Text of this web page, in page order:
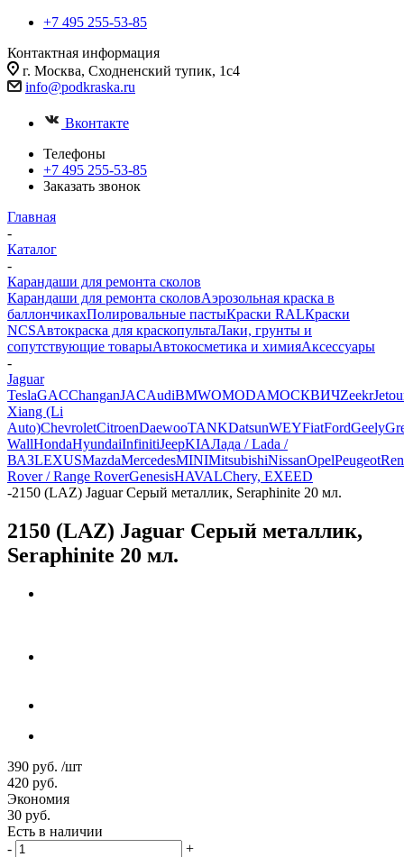
+7 495 255-53-85
Контактная информация
г. Москва, Сходненский тупик, 1с4
info@podkraska.ru
Вконтакте
Телефоны
+7 495 255-53-85
Заказать звонок
Главная
-
Каталог
-
Карандаши для ремонта сколов
Карандаши для ремонта сколовАэрозольная краска в
баллончикахПолировальные пастыКраски RALКраски
NCSАвтокраска для краскопультаЛаки, грунты и
сопутствующие товарыАвтокосметика и химияАксессуары
-
Jaguar
TeslaGACChanganJACAudiBMWOMODAМОСКВИЧZeekr
Xiang (Li
Auto)ChevroletCitroenDaewooTANKDatsunWEYFiatFordGeely
WallHondaHyundaiInfinitiJeepKIAЛада / Lada /
ВАЗLEXUSMazdaMercedesMINIMitsubishiNissanOpelPeugeot
Rover / Range RoverGenesisHAVALChery, EXEED
-2150 (LAZ) Jaguar Серый металлик, Seraphinite 20 мл.
2150 (LAZ) Jaguar Серый металлик,
Seraphinite 20 мл.
390 руб. /шт
420 руб.
Экономия
30 руб.
Есть в наличии
-
+